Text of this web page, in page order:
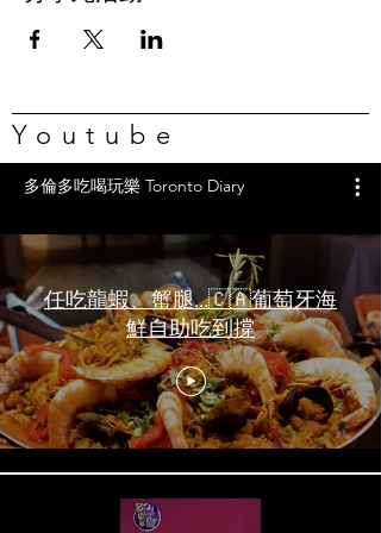
Youtube
多倫多吃喝玩樂 Toronto Diary
任吃龍蝦、蟹腿…🇨🇦葡萄牙海
鮮自助吃到撐